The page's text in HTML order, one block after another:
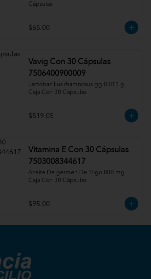
Cápsulas
$65.00
Vavig Con 30 Cápsulas
7506400900009
Lactobacillus rhamnosus gg 0.011 g
Caja Con 30 Cápsulas
$519.05
Vitamina E Con 30 Cápsulas
7503008344617
Aceite De germen De Trigo 800 mg
Caja Con 30 Cápsulas
$95.00